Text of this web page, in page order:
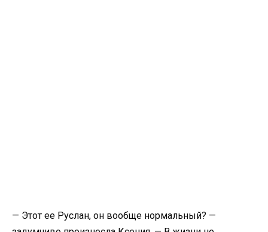
— Этот ее Руслан, он вообще нормальный? —